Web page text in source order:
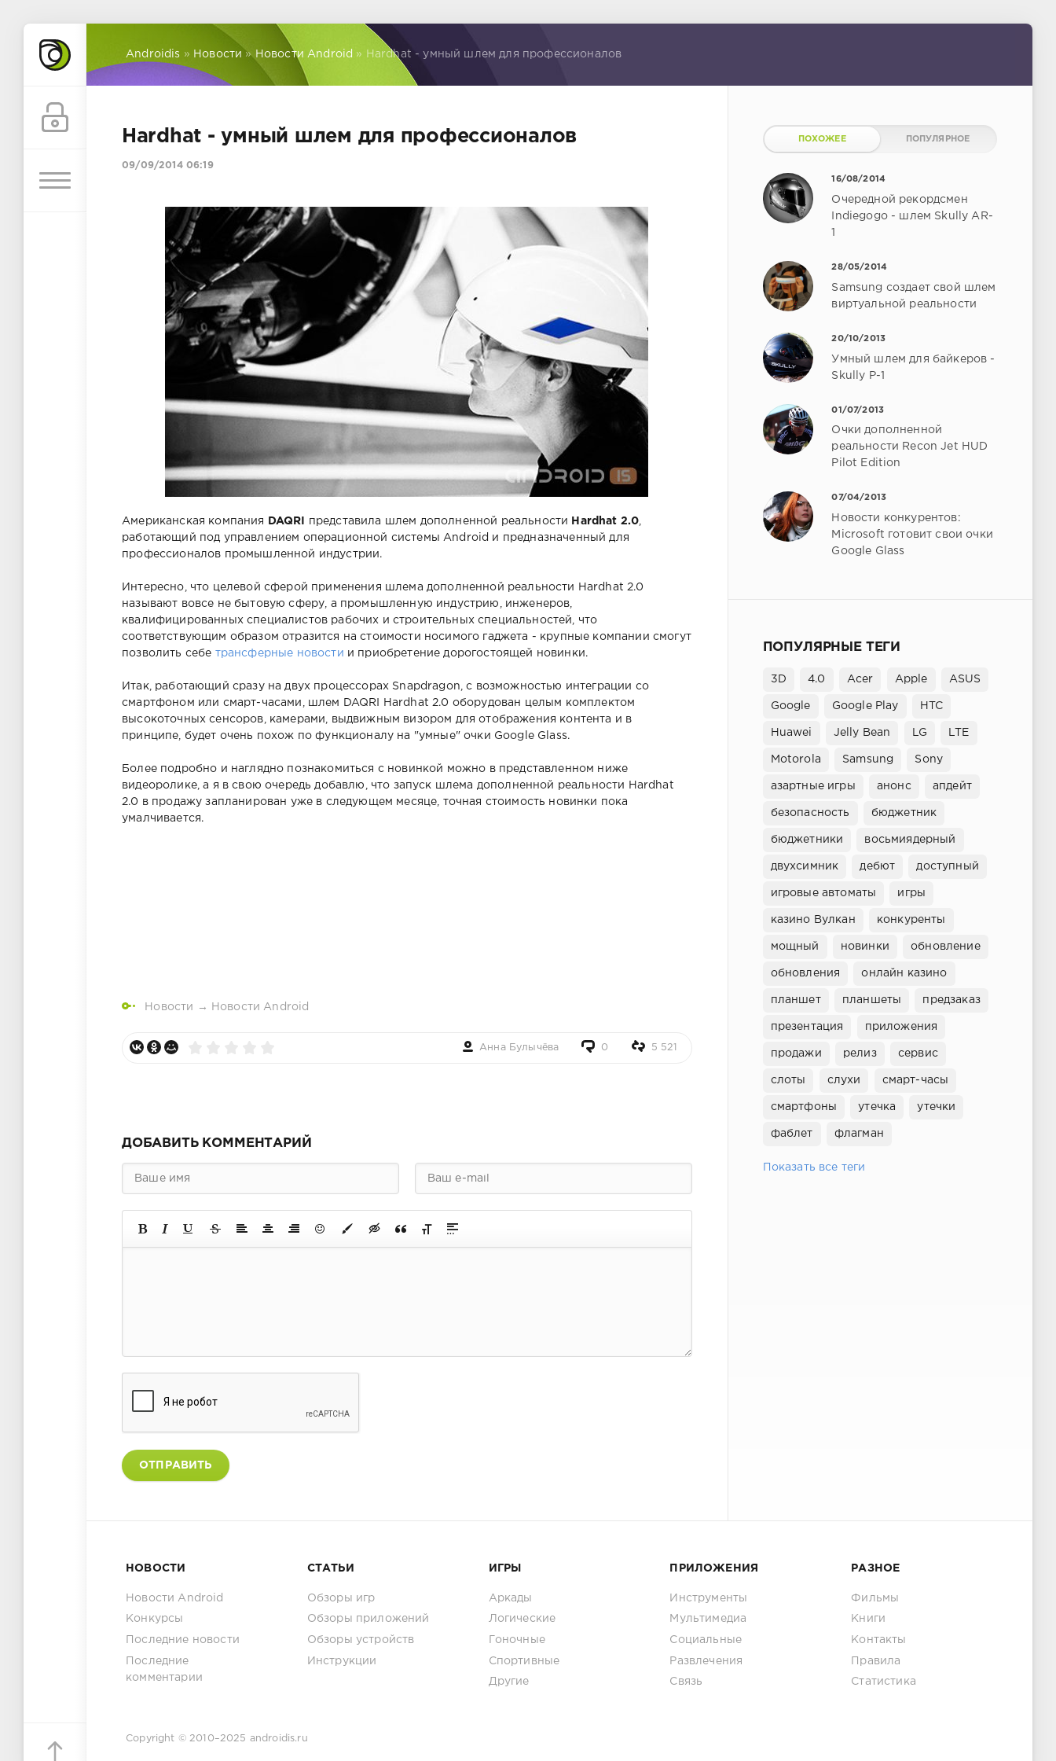
Androidis » Новости » Новости Android » Hardhat - умный шлем для профессионалов
Hardhat - умный шлем для профессионалов
09/09/2014 06:19
Американская компания DAQRI представила шлем дополненной реальности Hardhat 2.0
работающий под управлением операционной системы Android и предназначенный для
профессионалов промышленной индустрии.
Интересно, что целевой сферой применения шлема дополненной реальности Hardhat 2.0
называют вовсе не бытовую сферу, а промышленную индустрию, инженеров,
квалифицированных специалистов рабочих и строительных специальностей, что
соответствующим образом отразится на стоимости носимого гаджета - крупные компании смогут
позволить себе трансферные новости и приобретение дорогостоящей новинки.
Итак, работающий сразу на двух процессорах Snapdragon, с возможностью интеграции со
смартфоном или смарт-часами, шлем DAQRI Hardhat 2.0 оборудован целым комплектом
высокоточных сенсоров, камерами, выдвижным визором для отображения контента и в
принципе, будет очень похож по функционалу на "умные" очки Google Glass.
Более подробно и наглядно познакомиться с новинкой можно в представленном ниже
видеоролике, а я в свою очередь добавлю, что запуск шлема дополненной реальности Hardhat
2.0 в продажу запланирован уже в следующем месяце, точная стоимость новинки пока
умалчивается.
Новости → Новости Android
Анна Булычёва 0 5 521
ДОБАВИТЬ КОММЕНТАРИЙ
ОТПРАВИТЬ
ПОХОЖЕЕ ПОПУЛЯРНОЕ
16/08/2014
Очередной рекордсмен
Indiegogo - шлем Skully AR-
1
28/05/2014
Samsung создает свой шлем
виртуальной реальности
20/10/2013
Умный шлем для байкеров -
Skully P-1
01/07/2013
Очки дополненной
реальности Recon Jet HUD
Pilot Edition
07/04/2013
Новости конкурентов:
Microsoft готовит свои очки
Google Glass
ПОПУЛЯРНЫЕ ТЕГИ
3D 4.0 Acer Apple ASUS
Google Google Play HTC
Huawei Jelly Bean LG LTE
Motorola Samsung Sony
азартные игры анонс апдейт
безопасность бюджетник
бюджетники восьмиядерный
двухсимник дебют доступный
игровые автоматы игры
казино Вулкан конкуренты
мощный новинки обновление
обновления онлайн казино
планшет планшеты предзаказ
презентация приложения
продажи релиз сервис
слоты слухи смарт-часы
смартфоны утечка утечки
фаблет флагман
Показать все теги
НОВОСТИ
Новости Android
Конкурсы
Последние новости
Последние
комментарии
СТАТЬИ
Обзоры игр
Обзоры приложений
Обзоры устройств
Инструкции
ИГРЫ
Аркады
Логические
Гоночные
Спортивные
Другие
ПРИЛОЖЕНИЯ
Инструменты
Мультимедиа
Социальные
Развлечения
Связь
РАЗНОЕ
Фильмы
Книги
Контакты
Правила
Статистика
Copyright © 2010–2025 androidis.ru